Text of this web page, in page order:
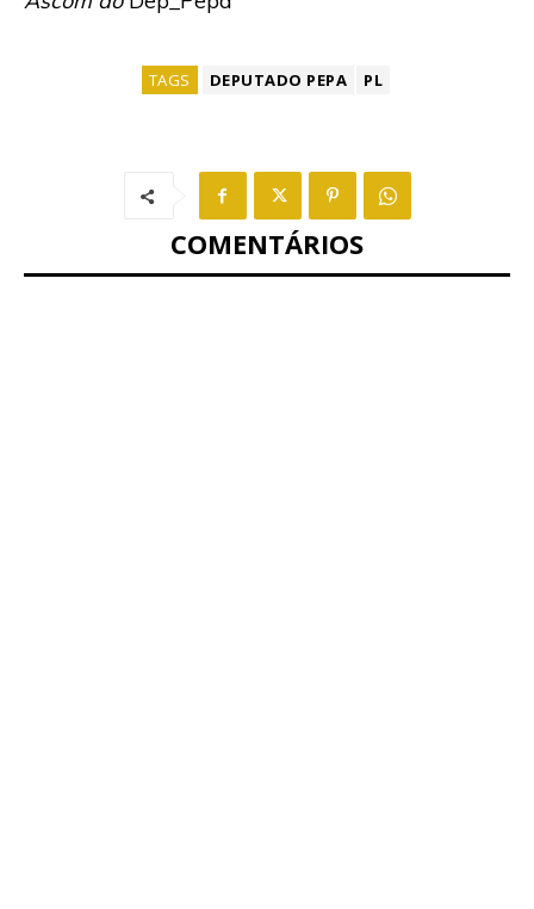
TAGS DEPUTADO PEPA PL
COMENTÁRIOS